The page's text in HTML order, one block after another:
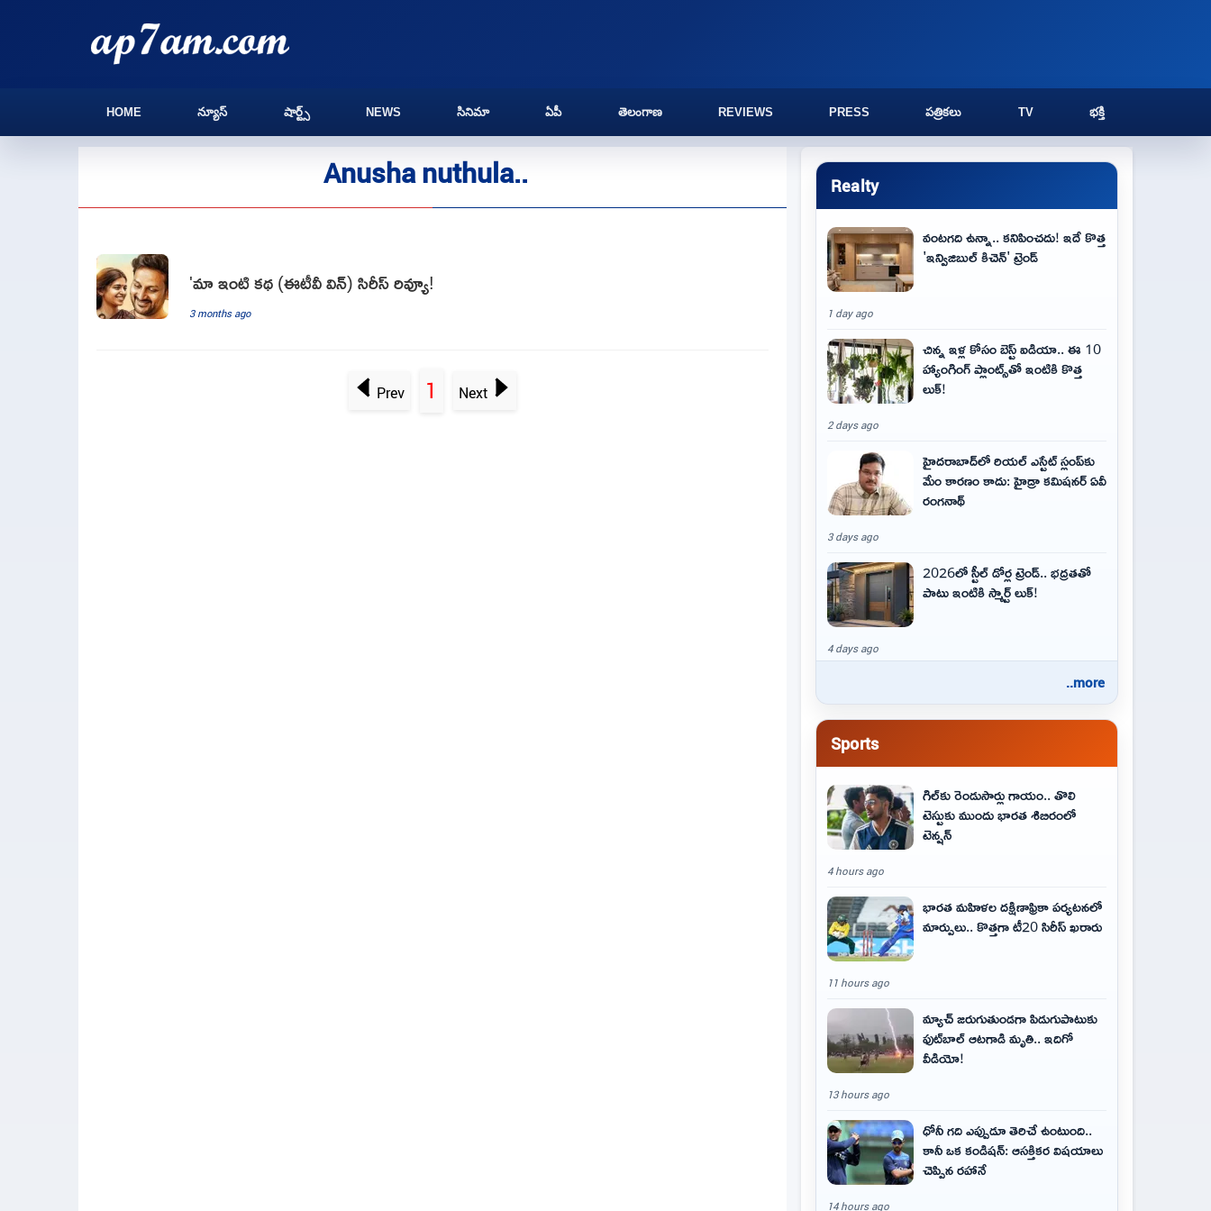
HOME న్యూస్ షార్ట్స్ NEWS సినిమా ఏపీ తెలంగాణ REVIEWS PRESS పత్రికలు TV భక్తి
Anusha nuthula..
'మా ఇంటి కథ (ఈటీవీ విన్) సిరీస్ రివ్యూ!
3 months ago
Prev 1 Next
Realty
వంటగది ఉన్నా.. కనిపించదు! ఇదే కొత్త
'ఇన్విజిబుల్ కిచెన్' ట్రెండ్
1 day ago
చిన్న ఇళ్ల కోసం బెస్ట్ ఐడియా.. ఈ 10
హ్యాంగింగ్ ప్లాంట్స్‌తో ఇంటికి కొత్త
లుక్!
2 days ago
హైదరాబాద్‌లో రియల్ ఎస్టేట్ స్లంప్‌కు
మేం కారణం కాదు: హైడ్రా కమిషనర్ ఏవీ
రంగనాథ్
3 days ago
2026లో స్టీల్ డోర్ల ట్రెండ్.. భద్రతతో
పాటు ఇంటికి స్మార్ట్ లుక్!
4 days ago
..more
Sports
గిల్‌కు రెండుసార్లు గాయం.. తొలి
టెస్టుకు ముందు భారత శిబిరంలో
టెన్షన్
4 hours ago
భారత మహిళల దక్షిణాఫ్రికా పర్యటనలో
మార్పులు.. కొత్తగా టీ20 సిరీస్ ఖరారు
11 hours ago
మ్యాచ్ జరుగుతుండగా పిడుగుపాటుకు
ఫుట్‌బాల్ ఆటగాడి మృతి.. ఇదిగో
వీడియో!
13 hours ago
ధోనీ గది ఎప్పుడూ తెరిచే ఉంటుంది..
కానీ ఒక కండిషన్: ఆసక్తికర విషయాలు
చెప్పిన రహానే
14 hours ago